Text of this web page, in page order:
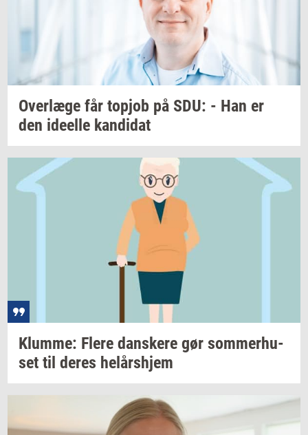
Over­læ­ge får topjob på SDU: - Han er
den ide­el­le kan­di­dat
Klum­me: Flere dan­ske­re gør som­mer­hu­
set til deres helårs­hjem